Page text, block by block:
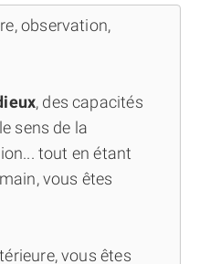
observation,
, des capacités
sens de la
tout en étant
vous êtes
vous êtes